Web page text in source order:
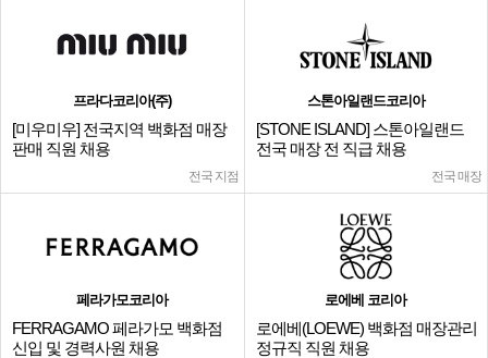
프라다코리아(주)
[미우미우] 전국지역 백화점 매장
판매 직원 채용
전국 지점
스톤아일랜드코리아
[STONE ISLAND] 스톤아일랜드
전국 매장 전 직급 채용
전국 매장
페라가모코리아
FERRAGAMO 페라가모 백화점
신입 및 경력사원 채용
로에베 코리아
로에베(LOEWE) 백화점 매장관리
정규직 직원 채용